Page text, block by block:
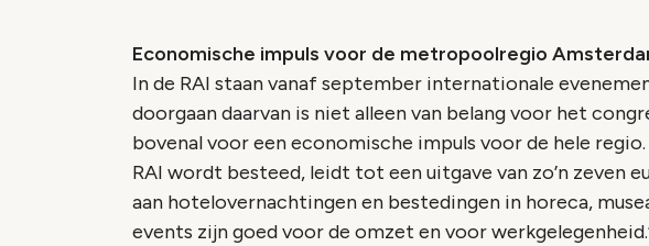
Economische impuls voor de metropoolregio
In de RAI staan vanaf september internationale
doorgaan daarvan is niet alleen van belang voor het
bovenal voor een economische impuls voor de hele regio.
RAI wordt besteed, leidt tot een uitgave van zo’n zeven
aan hotelovernachtingen en bestedingen in horeca,
events zijn goed voor de omzet en voor